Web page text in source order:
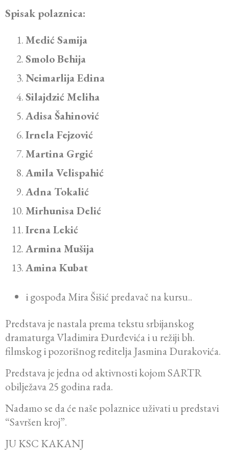
Spisak polaznica:
Medić Samija
Smolo Behija
Neimarlija Edina
Silajdzić Meliha
Adisa Šahinović
Irnela Fejzović
Martina Grgić
Amila Velispahić
Adna Tokalić
Mirhunisa Delić
Irena Lekić
Armina Mušija
Amina Kubat
i gospođa Mira Šišić predavač na kursu..
Predstava je nastala prema tekstu srbijanskog
dramaturga Vladimira Đurđevića i u režiji bh.
filmskog i pozorišnog reditelja Jasmina Durakovića.
Predstava je jedna od aktivnosti kojom SARTR
obilježava 25 godina rada.
Nadamo se da će naše polaznice uživati u predstavi
“Savršen kroj”.
JU KSC KAKANJ